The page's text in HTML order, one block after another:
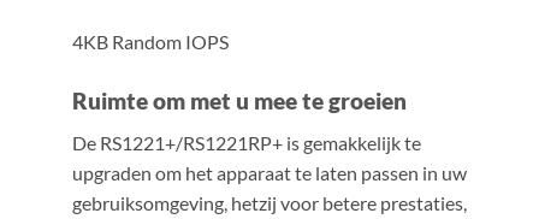
4KB Random IOPS
Ruimte om met u mee te groeien
De RS1221+/RS1221RP+ is gemakkelijk te
upgraden om het apparaat te laten passen in uw
gebruiksomgeving, hetzij voor betere prestaties,